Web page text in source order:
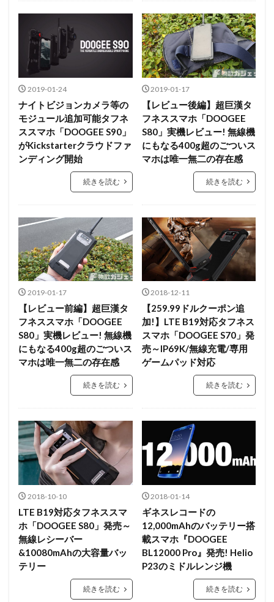
2019-01-24
ナイトビジョンカメラ等の
モジュール追加可能タフネ
ススマホ「DOOGEE S90」
がKickstarterクラウドファ
ンディング開始
続きを読む
2019-01-17
【レビュー後編】超巨漢タ
フネススマホ「DOOGEE
S80」実機レビュー! 無線機
にもなる400g超のごついス
マホは唯一無二の存在感
続きを読む
2019-01-17
【レビュー前編】超巨漢タ
フネススマホ「DOOGEE
S80」実機レビュー! 無線機
にもなる400g超のごついス
マホは唯一無二の存在感
続きを読む
2018-12-11
【259.99ドルクーポン追
加!】LTE B19対応タフネス
スマホ「DOOGEE S70」発
売～IP69K/無線充電/専用
ゲームパッド対応
続きを読む
2018-10-10
LTE B19対応タフネススマ
ホ「DOOGEE S80」発売～
無線レシーバー
&10080mAhの大容量バッ
テリー
続きを読む
2018-01-14
ギネスレコードの
12,000mAhのバッテリー搭
載スマホ『DOOGEE
BL12000 Pro』発売! Helio
P23のミドルレンジ機
続きを読む